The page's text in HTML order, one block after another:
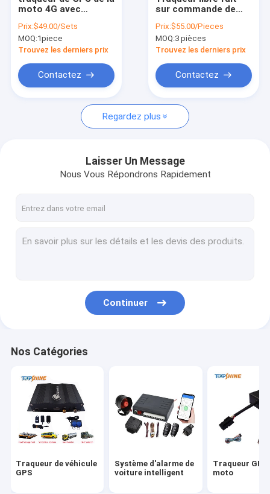
Nous contacter
Nouvelles
Demandez un devis
Système d'alarme de voiture intelligent
Traqueur GPS de moto
Accessoires de traqueur GPS
Suivi de véhicule par GPS
Suivi de voiture par GPS
Traqueur d'Ebike GPS
Contrôleur de vélo électrique
moto 4G avec
données de la
détection 2MB de
moteur
Prix:$49.00/Sets
MOQ:1piece
Trouvez les derniers prix
Contactez
sur commande de
moteur de SOS avec
au-dessus de
l'alarme de vitesse
Prix:$55.00/Pieces
MOQ:3 pièces
Trouvez les derniers prix
Contactez
Regardez plus
Laisser Un Message
Nous Vous Répondrons Rapidement
Continuer
Nos Catégories
Traqueur de véhicule
GPS
Système d'alarme de
voiture intelligent
Traqueur GPS
moto